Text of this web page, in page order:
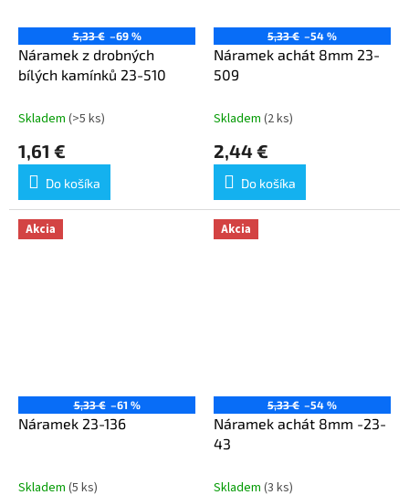
5,33 € –69 %
Náramek z drobných
bílých kamínků 23-510
Skladem (>5 ks)
1,61 €
Do košíka
5,33 € –54 %
Náramek achát 8mm 23-
509
Skladem (2 ks)
2,44 €
Do košíka
Akcia
5,33 € –61 %
Náramek 23-136
Skladem (5 ks)
Akcia
5,33 € –54 %
Náramek achát 8mm -23-
43
Skladem (3 ks)